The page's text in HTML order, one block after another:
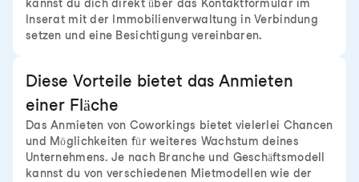
kannst du dich direkt über das Kontaktformular im
Inserat mit der Immobilienverwaltung in Verbindung
setzen und eine Besichtigung vereinbaren.
Diese Vorteile bietet das Anmieten
einer Fläche
Das Anmieten von Coworkings bietet vielerlei Chancen
und Möglichkeiten für weiteres Wachstum deines
Unternehmens. Je nach Branche und Geschäftsmodell
kannst du von verschiedenen Mietmodellen wie der